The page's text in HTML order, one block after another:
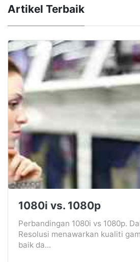
Artikel Terbaik
1080i vs. 1080p
Perbandingan 1080i vs 1080p.
Resolusi menawarkan kualiti
baik da...